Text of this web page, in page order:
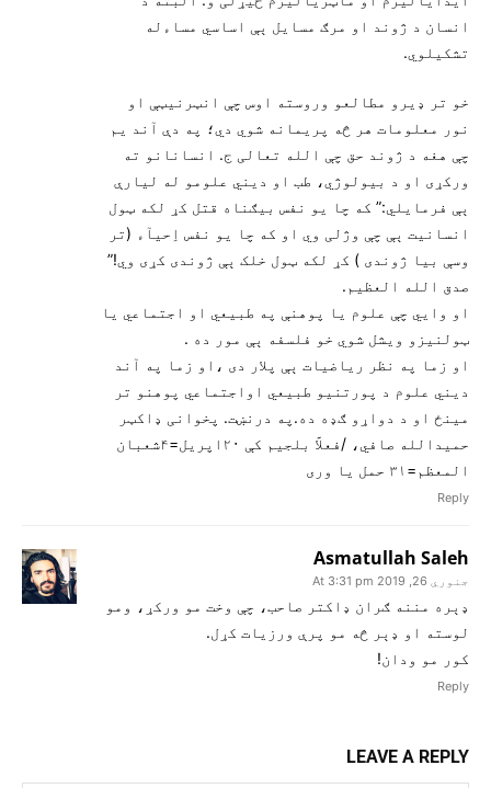
انسان د ژوند او مرګ مسایل ېې اساسي مساءله
تشکیلوي.
خو تر ډیرو مطالعو وروسته اوس چې انټرنیټې او
نور معلومات هر څه پریمانه شوي دي؛ په دې آند یم
چې هغه د ژوند حق چې الله تعالی ج. انسانانو ته
ورکړی او د بیولوژي، طب او ديني علومو له لیارې
ېې فرمایلي:” که چا یو نفس بیګناه قتل کړ لکه ټول
انسانیت ېې چې وژلی وي او که چا یو نفس اِحیآء (تر
وسې بیا ژوندی ) کړ لکه ټول خلک ېې ژوندی کړی وي!”
صدق الله العظیم.
او وايي چې علوم یا پوهنې په طبیعي او اجتماعي یا
ټولنیزو ویشل شوي خو فلسفه ېې مور ده .
او زما په نظر ریاضیات ېې پلار دی ،او زما په آند
ديني علوم د پورتنیو طبیعي اواجتماعي پوهنو تر
مینځ او د دواړو ګډه ده.په درنښت. پخوانی ډاکټر
حمیدالله صافي، /فعلاََ بلجیم کې ۲۰اپریل=۴شعبان
المعظم=۳۱ حمل یا وری
Reply
Asmatullah Saleh
جنوري 26, 2019 At 3:31 pm
ډېره مننه ګران ډاکتر صاحب، چې وخت مو ورکړ، ومو
لوسته او ډېر څه مو پرې ورزیات کړل.
کور مو ودان!
Reply
LEAVE A REPLY